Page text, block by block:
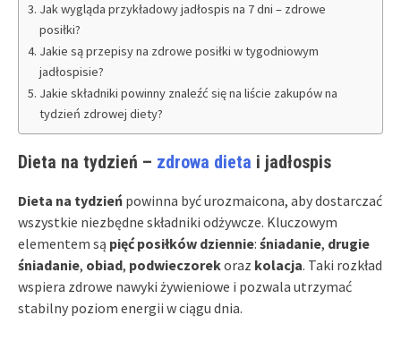
Jak wygląda przykładowy jadłospis na 7 dni – zdrowe
posiłki?
Jakie są przepisy na zdrowe posiłki w tygodniowym
jadłospisie?
Jakie składniki powinny znaleźć się na liście zakupów na
tydzień zdrowej diety?
Dieta na tydzień – zdrowa dieta i jadłospis
Dieta na tydzień powinna być urozmaicona, aby dostarczać
wszystkie niezbędne składniki odżywcze. Kluczowym
elementem są pięć posiłków dziennie: śniadanie, drugie
śniadanie, obiad, podwieczorekoraz kolacja. Taki rozkład
wspiera zdrowe nawyki żywieniowe i pozwala utrzymać
stabilny poziom energii w ciągu dnia.